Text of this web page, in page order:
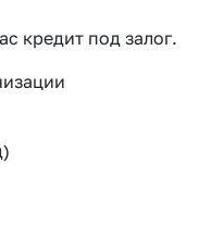
кредит под залог.